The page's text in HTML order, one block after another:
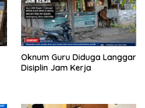
Oknum Guru Diduga Langgar
Disiplin Jam Kerja